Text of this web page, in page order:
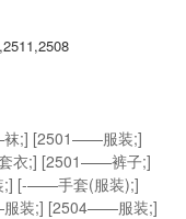
;] [2501——服装;]
衣;] [2501——裤子;]
[-——手套(服装);]
装;] [2504——服装;]